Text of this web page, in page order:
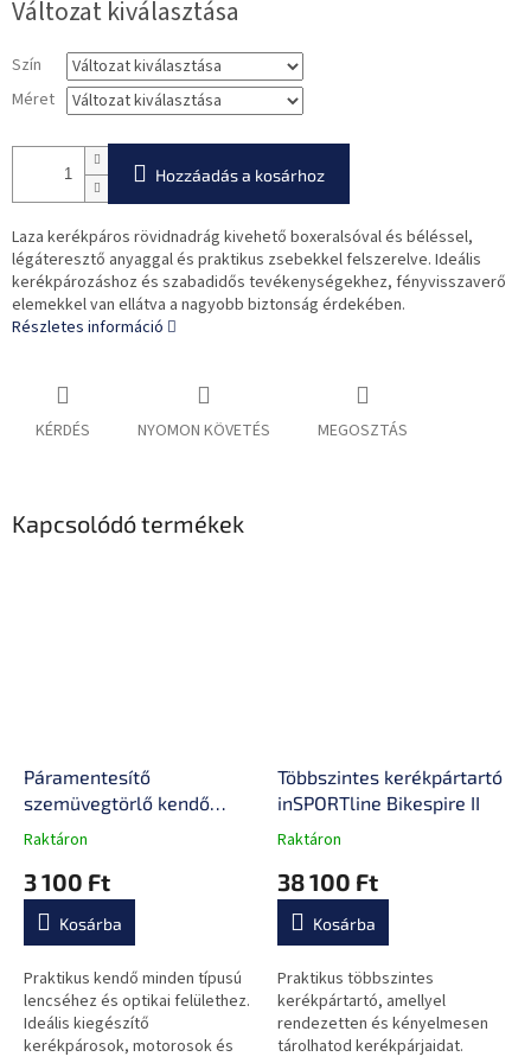
Változat kiválasztása
Szín
Méret
Hozzáadás a kosárhoz
Laza kerékpáros rövidnadrág kivehető boxeralsóval és béléssel,
légáteresztő anyaggal és praktikus zsebekkel felszerelve. Ideális
kerékpározáshoz és szabadidős tevékenységekhez, fényvisszaverő
elemekkel van ellátva a nagyobb biztonság érdekében.
Részletes információ
KÉRDÉS NYOMON KÖVETÉS MEGOSZTÁS
Kapcsolódó termékek
Páramentesítő
szemüvegtörlő kendő
inSPORTline Streep,
48 órás hatás, 15 x 17 cm
A
átlagos
értékelése
0,0
csillag.
Raktáron
3 100 Ft
Kosárba
Praktikus kendő minden típusú
lencséhez és optikai felülethez.
Ideális kiegészítő
kerékpárosok, motorosok és
Többszintes kerékpártartó
inSPORTline Bikespire II
A
átlagos
értékelése
0,0
csillag.
Raktáron
38 100 Ft
Kosárba
Praktikus többszintes
kerékpártartó, amellyel
rendezetten és kényelmesen
tárolhatod kerékpárjaidat.